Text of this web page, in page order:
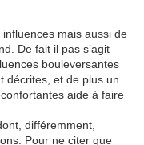
influences mais aussi de
De fait il pas s’agit
bouleversantes
décrites, et de plus un
aide à faire
différemment,
Pour ne citer que